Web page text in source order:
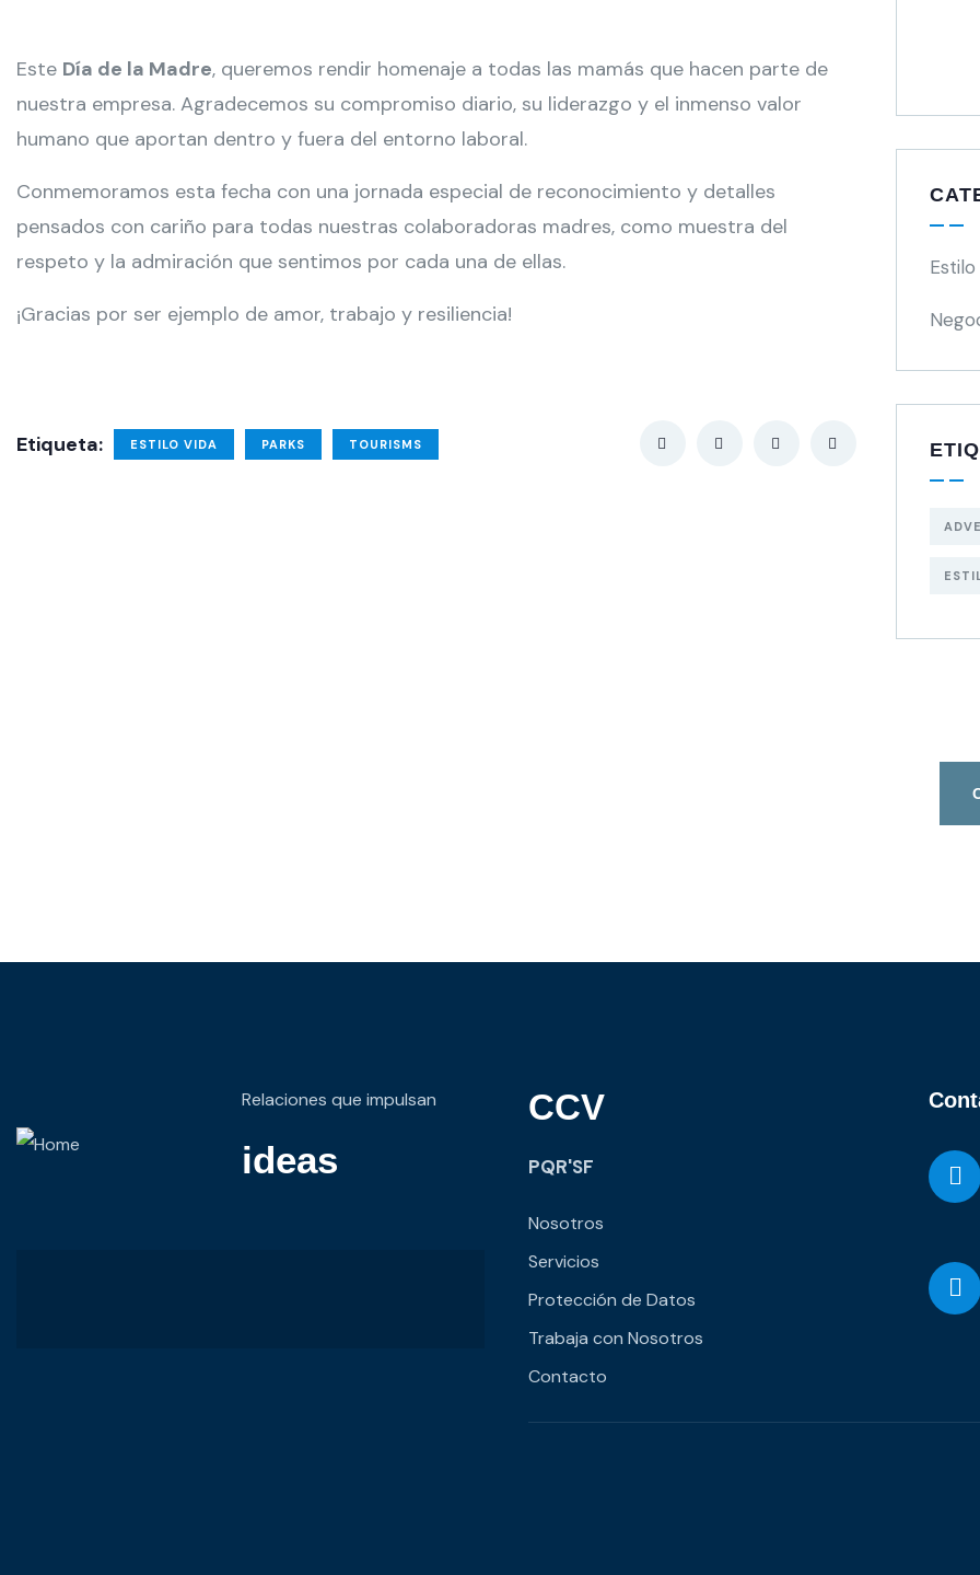
Este Día de la Madre, queremos rendir homenaje a todas las mamás que hacen parte de
nuestra empresa. Agradecemos su compromiso diario, su liderazgo y el inmenso valor
humano que aportan dentro y fuera del entorno laboral.
Conmemoramos esta fecha con una jornada especial de reconocimiento y detalles
pensados con cariño para todas nuestras colaboradoras madres, como muestra del
respeto y la admiración que sentimos por cada una de ellas.
¡Gracias por ser ejemplo de amor, trabajo y resiliencia!
Etiqueta: ESTILO VIDA PARKS TOURISMS
Estilo
Relaciones que impulsan
ideas
CCV
PQR'SF
Nosotros
Servicios
Protección de Datos
Trabaja con Nosotros
Contacto